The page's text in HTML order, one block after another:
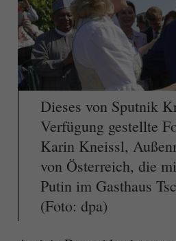
Dieses von Sputnik
Verfügung gestellte
Karin Kneissl,
von Österreich, die
Putin im Gasthaus
(Foto: dpa)